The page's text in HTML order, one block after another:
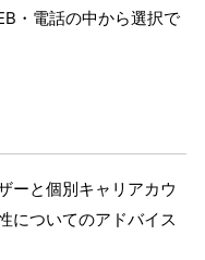
・電話の中から選択で
ーと個別キャリアカウ
についてのアドバイス